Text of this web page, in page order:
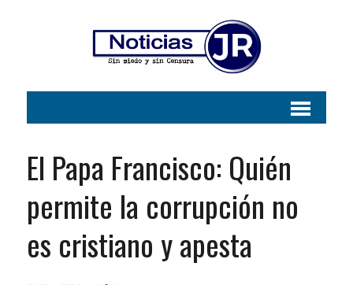
El Papa Francisco: Quién
permite la corrupción no
es cristiano y apesta